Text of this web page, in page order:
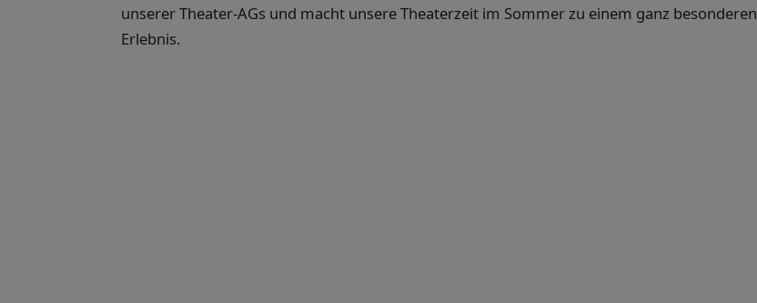
unserer Theater-AGs und macht unsere Theaterzeit im Sommer zu einem ganz besonderen
Erlebnis.